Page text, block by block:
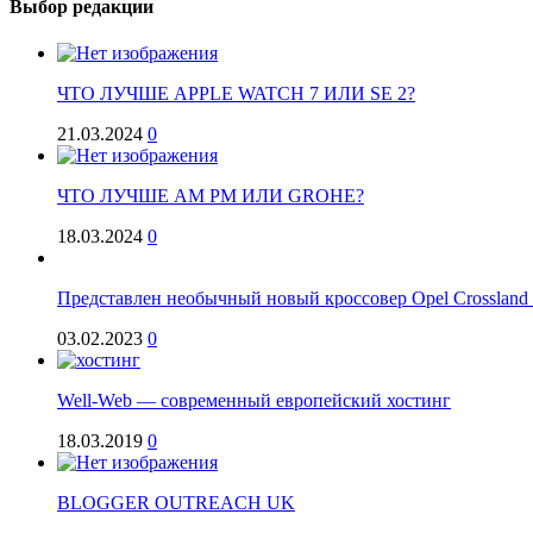
Выбор редакции
ЧТО ЛУЧШЕ APPLE WATCH 7 ИЛИ SE 2?
21.03.2024 0
ЧТО ЛУЧШЕ AM PM ИЛИ GROHE?
18.03.2024 0
Представлен необычный новый кроссовер Opel
03.02.2023 0
Well-Web — современный европейский хостинг
18.03.2019 0
BLOGGER OUTREACH UK